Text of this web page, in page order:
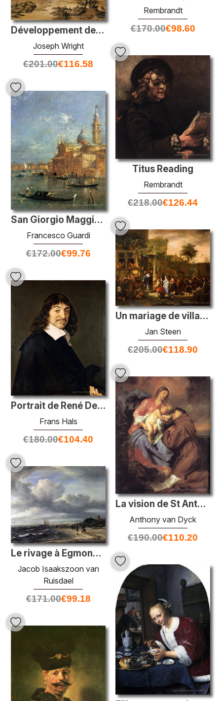
Rembrandt
€170.00€98.60
Développement de l'étude de paysage à partir d'une tache
Joseph Wright
€201.00€116.58
Titus Reading
Rembrandt
€218.00€126.44
San Giorgio Maggiore
Francesco Guardi
€172.00€99.76
Un mariage de village
Jan Steen
€205.00€118.90
Portrait de René Descartes
Frans Hals
€180.00€104.40
La vision de St Anthony
Anthony van Dyck
€190.00€110.20
Le rivage à Egmond-an-Zee
Jacob Isaakszoon van
Ruisdael
€171.00€99.18